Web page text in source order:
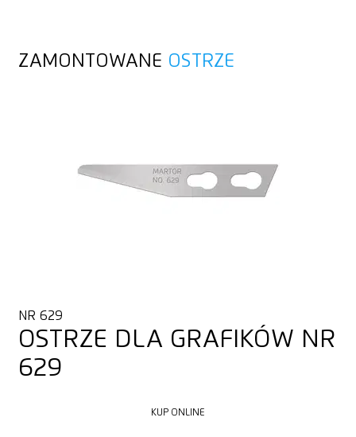
ZAMONTOWANE OSTRZE
NR 629
OSTRZE DLA GRAFIKÓW NR
629
KUP ONLINE